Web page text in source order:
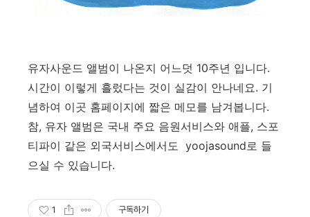
유자사운드 앨범이 나온지 어느덧 10주년 입니다.
시간이 이렇게 흘렀다는 것이 실감이 안나네요. 기
념하여 이곳 홈페이지에 짧은 메모를 남겨봅니다.
참, 유자 앨범은 국내 주요 음원서비스와 애플, 스포
티파이 같은 외국서비스에서도 yoojasound로 들
으실 수 있습니다.
1 구독하기